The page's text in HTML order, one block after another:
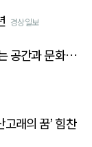
경상일보
공간과 문화…
래의 꿈’ 힘찬